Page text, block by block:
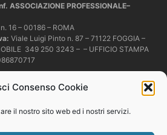
Consenso Cookie
il nostro sito web ed i nostri servizi.
ASSOCIAZIONE PROFESSIONALE–
16 – 00186 – ROMA
Viale Luigi Pinto n. 87 – 71122 FOGGIA –
349 250 3243 – – UFFICIO STAMPA
i contenuti presenti in questo sito se non